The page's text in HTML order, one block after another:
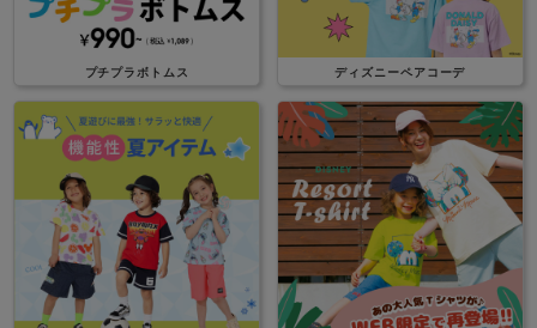
プチプラボトムス ディズニーペアコーデ